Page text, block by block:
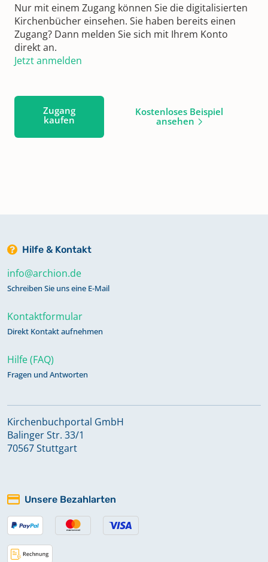
Nur mit einem Zugang können Sie die digitalisierten
Kirchenbücher einsehen. Sie haben bereits einen
Zugang? Dann melden Sie sich mit Ihrem Konto
direkt an.
Jetzt anmelden
Zugang
kaufen
Kostenloses Beispiel
ansehen
Hilfe & Kontakt
info@archion.de
Schreiben Sie uns eine E-Mail
Kontaktformular
Direkt Kontakt aufnehmen
Hilfe (FAQ)
Fragen und Antworten
Kirchenbuchportal GmbH
Balinger Str. 33/1
70567 Stuttgart
Unsere Bezahlarten